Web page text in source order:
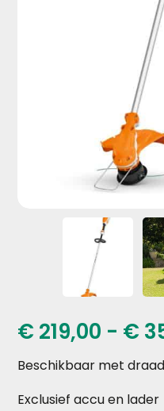
€ 219,00 - €
Beschikbaar met
Exclusief accu en lader